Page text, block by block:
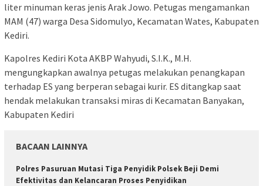
liter minuman keras jenis Arak Jowo. Petugas mengamankan
MAM (47) warga Desa Sidomulyo, Kecamatan Wates, Kabupaten
Kediri.
Kapolres Kediri Kota AKBP Wahyudi, S.I.K., M.H.
mengungkapkan awalnya petugas melakukan penangkapan
terhadap ES yang berperan sebagai kurir. ES ditangkap saat
hendak melakukan transaksi miras di Kecamatan Banyakan,
Kabupaten Kediri
BACAAN LAINNYA
Polres Pasuruan Mutasi Tiga Penyidik Polsek Beji Demi
Efektivitas dan Kelancaran Proses Penyidikan